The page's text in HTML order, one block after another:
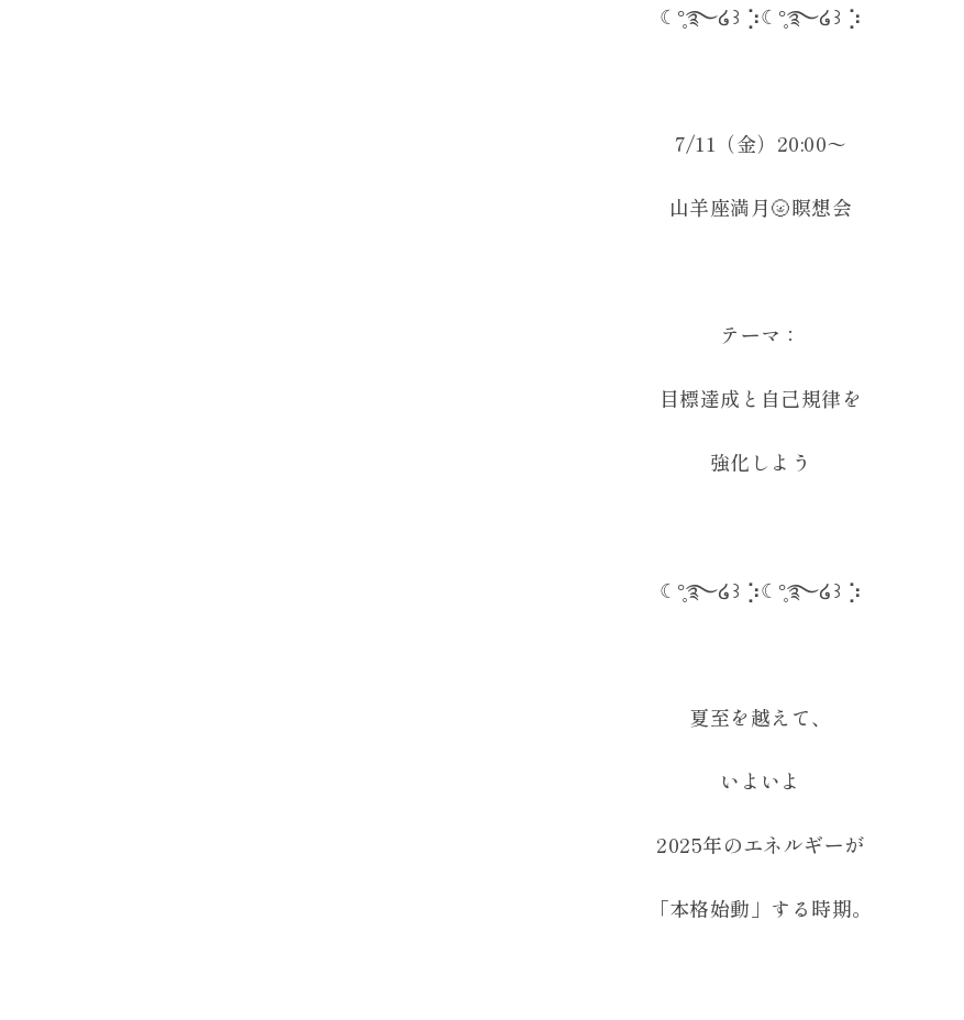
☾°̥࿐໒꒱ ⡱☾°̥࿐໒꒱ ⡱
7/11（金）20:00〜
山羊座満月🌝瞑想会
テーマ：
目標達成と自己規律を
強化しよう
☾°̥࿐໒꒱ ⡱☾°̥࿐໒꒱ ⡱
夏至を越えて、
いよいよ
2025年のエネルギーが
「本格始動」する時期。